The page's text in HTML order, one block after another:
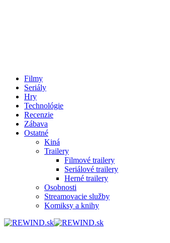
Filmy
Seriály
Hry
Technológie
Recenzie
Zábava
Ostatné
Kiná
Trailery
Filmové trailery
Seriálové trailery
Herné trailery
Osobnosti
Streamovacie služby
Komiksy a knihy